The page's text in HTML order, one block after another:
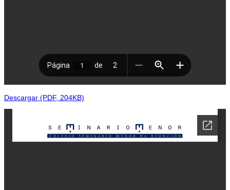
Descargar (PDF, 204KB)